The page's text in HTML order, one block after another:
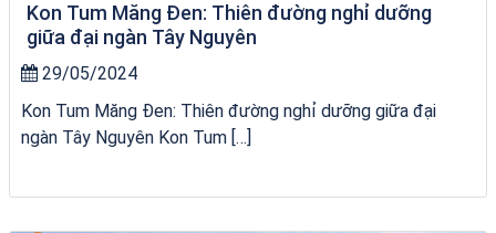
Kon Tum Măng Đen: Thiên đường nghỉ dưỡng
giữa đại ngàn Tây Nguyên
29/05/2024
Kon Tum Măng Đen: Thiên đường nghỉ dưỡng giữa đại
ngàn Tây Nguyên Kon Tum […]